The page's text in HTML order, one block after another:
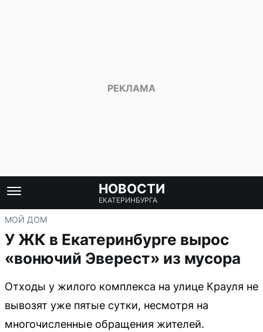
НОВОСТИ
ЕКАТЕРИНБУРГА
МОЙ ДОМ
У ЖК в Екатеринбурге вырос
«вонючий Эверест» из мусора
Отходы у жилого комплекса на улице Крауля не
вывозят уже пятые сутки, несмотря на
многочисленные обращения жителей.